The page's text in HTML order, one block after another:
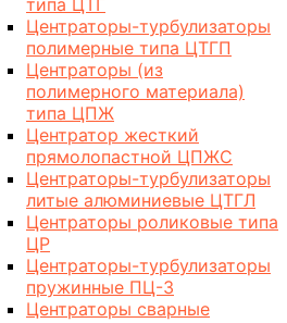
типа ЦТГ
Центраторы-турбулизаторы
полимерные типа ЦТГП
Центраторы (из
полимерного материала)
типа ЦПЖ
Центратор жесткий
прямолопастной ЦПЖС
Центраторы-турбулизаторы
литые алюминиевые ЦТГЛ
Центраторы роликовые типа
ЦР
Центраторы-турбулизаторы
пружинные ПЦ-3
Центраторы сварные